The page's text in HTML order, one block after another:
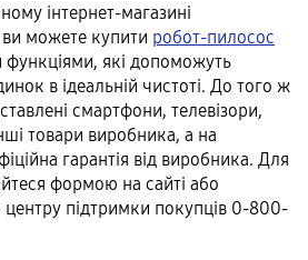
інтернет-магазині
можете купити робот-пилосос
функціями, які допоможуть
в ідеальній чистоті. До того ж
смартфони, телевізори,
товари виробника, а на
гарантія від виробника. Для
формою на сайті або
центру підтримки покупців 0-800-